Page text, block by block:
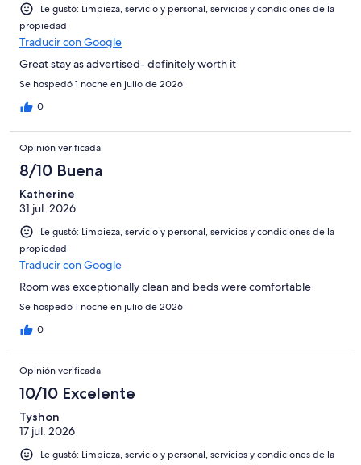
Le gustó: Limpieza, servicio y personal, servicios y condiciones de la
propiedad
Traducir con Google
Great stay as advertised- definitely worth it
Se hospedó 1 noche en julio de 2026
0
Opinión verificada
8/10 Buena
Katherine
31 jul. 2026
Le gustó: Limpieza, servicio y personal, servicios y condiciones de la
propiedad
Traducir con Google
Room was exceptionally clean and beds were comfortable
Se hospedó 1 noche en julio de 2026
0
Opinión verificada
10/10 Excelente
Tyshon
17 jul. 2026
Le gustó: Limpieza, servicio y personal, servicios y condiciones de la